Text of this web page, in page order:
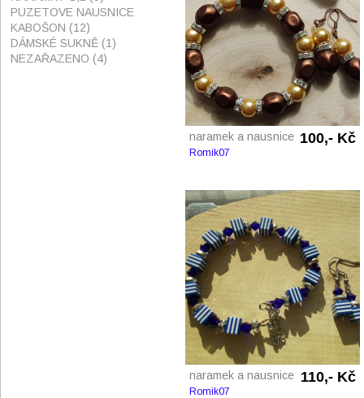
naramek a nausnice 100,- Kč
Romik07
naramek a nausnice 110,- Kč
Romik07
PUZETOVE NAUSNICE
KABOŠON (12)
DÁMSKÉ SUKNĚ (1)
NEZAŘAZENO (4)